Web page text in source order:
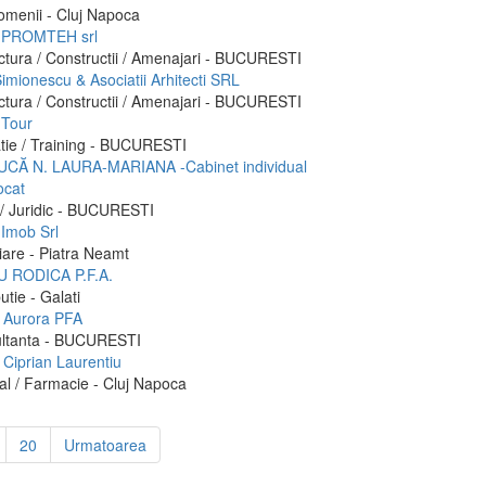
- Cluj Napoca
srl
/ Constructii / Amenajari - BUCURESTI
& Asociatii Arhitecti SRL
/ Constructii / Amenajari - BUCURESTI
/ Training - BUCURESTI
N. LAURA-MARIANA -Cabinet individual
Juridic - BUCURESTI
Srl
- Piatra Neamt
RODICA P.F.A.
- Galati
PFA
- BUCURESTI
Laurentiu
/ Farmacie - Cluj Napoca
20 Urmatoarea